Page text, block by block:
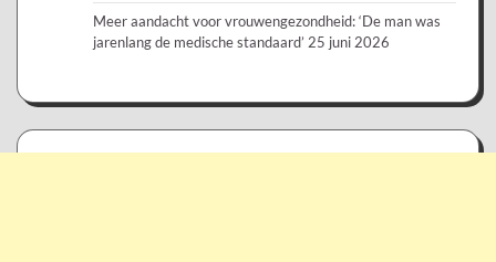
Meer aandacht voor vrouwengezondheid: ‘De man was
jarenlang de medische standaard’ 25 juni 2026